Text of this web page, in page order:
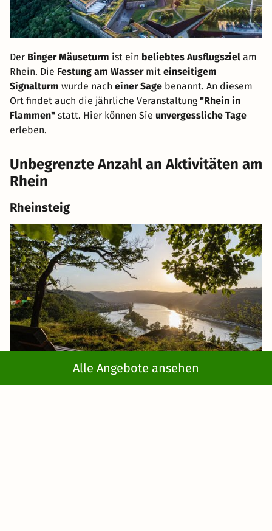
Alle Angebote ansehen
Der Binger Mäuseturm ist ein beliebtes Ausflugsziel am
Rhein. Die Festung am Wassermit einseitigem
Signalturm wurde nach einer Sage benannt. An diesem
Ort findet auch die jährliche Veranstaltung"Rhein in
Flammen" statt. Hier können Sie unvergessliche Tage
erleben.
Unbegrenzte Anzahl an Aktivitäten am
Rhein
Rheinsteig
InWiesbadenfinden Sie denRheinsteig. Dies ist ein